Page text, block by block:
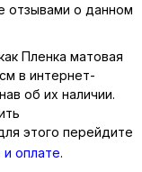
отзывами о данном
Пленка матовая
в интернет-
об их наличии.
этого перейдите
и оплате.